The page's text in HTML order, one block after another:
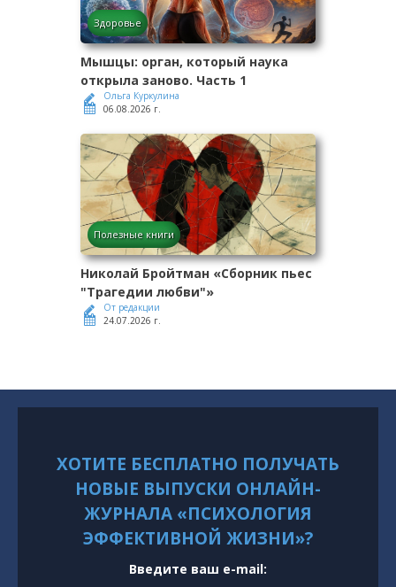
Здоровье
Мышцы: орган, который наука
открыла заново. Часть 1
Ольга Куркулина
06.08.2026 г.
Полезные книги
Николай Бройтман «Сборник пьес
"Трагедии любви"»
От редакции
24.07.2026 г.
ХОТИТЕ БЕСПЛАТНО ПОЛУЧАТЬ
НОВЫЕ ВЫПУСКИ ОНЛАЙН-
ЖУРНАЛА «ПСИХОЛОГИЯ
ЭФФЕКТИВНОЙ ЖИЗНИ»?
Введите ваш e-mail: